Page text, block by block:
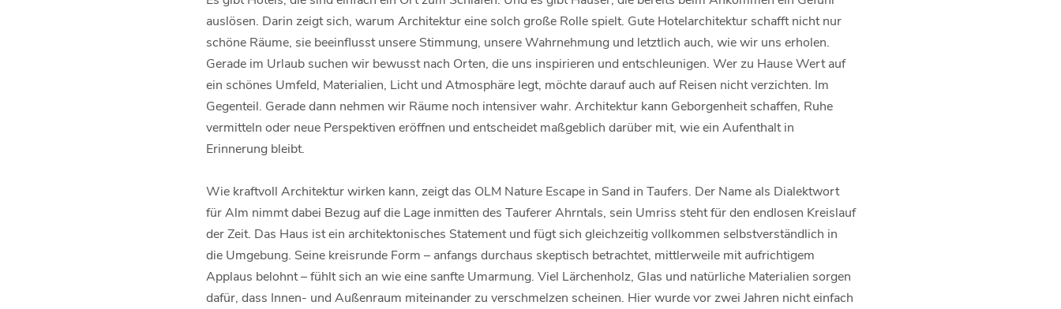
auslösen. Darin zeigt sich, warum Architektur eine solch große Rolle spielt. Gute Hotelarchitektur schafft nicht nur
schöne Räume, sie beeinflusst unsere Stimmung, unsere Wahrnehmung und letztlich auch, wie wir uns erholen.
Gerade im Urlaub suchen wir bewusst nach Orten, die uns inspirieren und entschleunigen. Wer zu Hause Wert auf
ein schönes Umfeld, Materialien, Licht und Atmosphäre legt, möchte darauf auch auf Reisen nicht verzichten. Im
Gegenteil. Gerade dann nehmen wir Räume noch intensiver wahr. Architektur kann Geborgenheit schaffen, Ruhe
vermitteln oder neue Perspektiven eröffnen und entscheidet maßgeblich darüber mit, wie ein Aufenthalt in
Erinnerung bleibt.
Wie kraftvoll Architektur wirken kann, zeigt das OLM Nature Escape in Sand in Taufers. Der Name als Dialektwort
für Alm nimmt dabei Bezug auf die Lage inmitten des Tauferer Ahrntals, sein Umriss steht für den endlosen Kreislauf
der Zeit. Das Haus ist ein architektonisches Statement und fügt sich gleichzeitig vollkommen selbstverständlich in
die Umgebung. Seine kreisrunde Form – anfangs durchaus skeptisch betrachtet, mittlerweile mit aufrichtigem
Applaus belohnt – fühlt sich an wie eine sanfte Umarmung. Viel Lärchenholz, Glas und natürliche Materialien sorgen
dafür, dass Innen- und Außenraum miteinander zu verschmelzen scheinen. Hier wurde vor zwei Jahren nicht einfach